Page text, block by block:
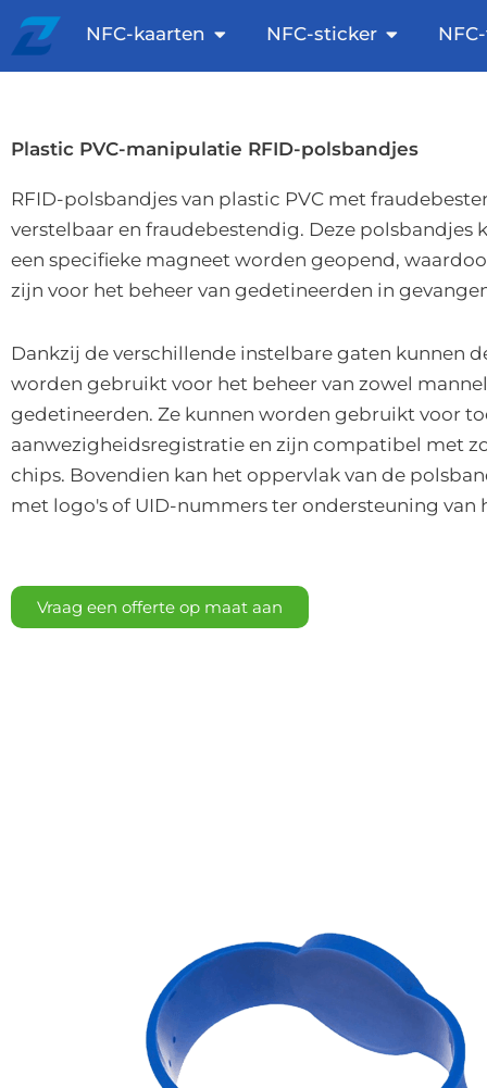
naar
de
NFC-kaarten Aberto NFC Cards
NFC-sticker Aberto
Plastic PVC-manipulatie RFID-polsbandjes
RFID-polsbandjes van plastic PVC met
verstelbaar en fraudebestendig. Deze polsbandjes
een specifieke magneet worden geopend,
zijn voor het beheer van gedetineerden in
Dankzij de verschillende instelbare gaten kunnen
worden gebruikt voor het beheer van zowel
gedetineerden. Ze kunnen worden gebruikt voor
aanwezigheidsregistratie en zijn compatibel met
chips. Bovendien kan het oppervlak van de
met logo's of UID-nummers ter ondersteuning van
Vraag een offerte op maat aan